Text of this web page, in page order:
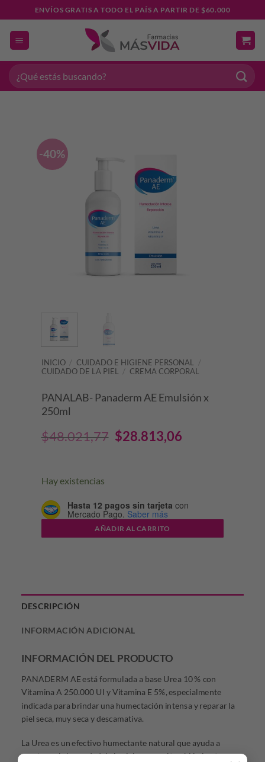
al
contenido
ENVÍOS GRATIS A TODO EL PAÍS A PARTIR DE $60.000
Buscar
por:
-40%
INICIO / CUIDADO E HIGIENE PERSONAL
/
CUIDADO DE LA PIEL
/ CREMA CORPORAL
PANALAB- Panaderm AE Emulsión x
250ml
$48.021,77 El
$48.021,77.
$28.813,06
$28.813,06.
Hay existencias
Hasta 12 pagos sin tarjeta con
Mercado Pago. Saber más
AÑADIR AL CARRITO
DESCRIPCIÓN
INFORMACIÓN ADICIONAL
INFORMACIÓN DEL PRODUCTO
PANADERM AE está formulada a base Urea 10 % con
Vitamina A 250.000 UI y Vitamina E 5%, especialmente
indicada para brindar una humectación intensa y reparar la
piel seca, muy seca y descamativa.
La Urea es un efectivo humectante natural que ayuda a
mantener la humedad de la piel como así también le otorga